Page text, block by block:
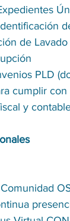
de
PLD
cumplir
y